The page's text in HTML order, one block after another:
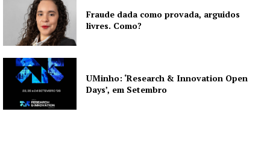
Fraude dada como provada, arguidos
livres. Como?
UMinho: ‘Research & Innovation Open
Days’, em Setembro